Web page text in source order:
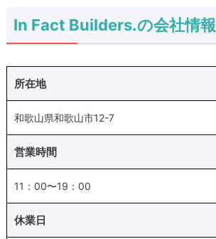
In Fact Builders.の会社情報
所在地
和歌山県和歌山市12-7
営業時間
11：00〜19：00
休業日